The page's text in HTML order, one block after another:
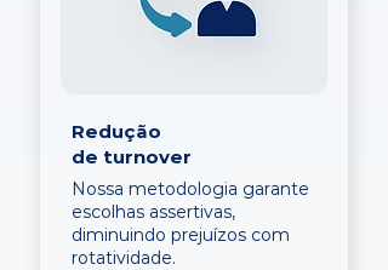
Redução
de turnover
Nossa metodologia garante
escolhas assertivas,
diminuindo prejuízos com
rotatividade.